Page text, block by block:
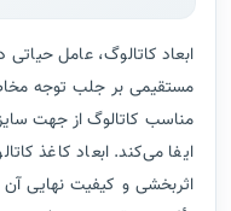
ابعاد کاتالوگ، عامل حیاتی
مستقیمی بر جلب توجه
مناسب کاتالوگ از جهت
ایفا می‌کند. ابعاد کاغذ
اثربخشی و کیفیت نهایی آن